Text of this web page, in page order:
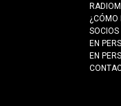
¿CÓMO
SOCIOS
EN
EN